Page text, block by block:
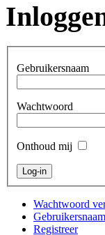
Gebruikersnaam
Wachtwoord
Onthoud mij
Wachtwoord
Registreer